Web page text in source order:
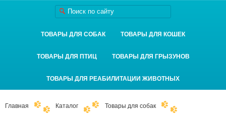
ТОВАРЫ ДЛЯ СОБАК ТОВАРЫ ДЛЯ КОШЕК
ТОВАРЫ ДЛЯ ПТИЦ ТОВАРЫ ДЛЯ ГРЫЗУНОВ
ТОВАРЫ ДЛЯ РЕАБИЛИТАЦИИ ЖИВОТНЫХ
Главная Каталог Товары для собак